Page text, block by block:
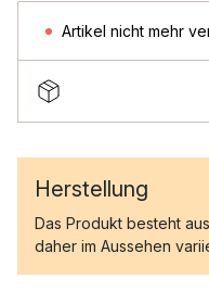
Artikel nicht mehr
Herstellung
Das Produkt besteht
daher im Aussehen